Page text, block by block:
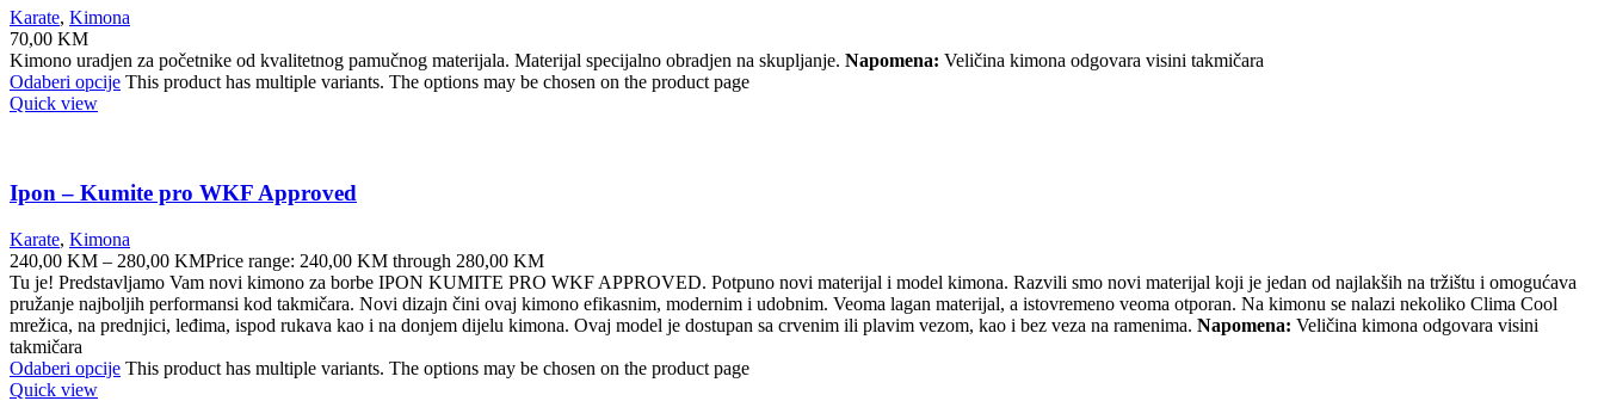
Karate, Kimona
70,00 KM
Kimono uradjen za početnike od kvalitetnog pamučnog materijala. Materijal specijalno obradjen na skupljanje. Napomena: Veličina kimona odgovara visini takmičara
Odaberi opcije This product has multiple variants. The options may be chosen on the product page
Quick view
Ipon – Kumite pro WKF Approved
Karate, Kimona
240,00 KM – 280,00 KMPrice range: 240,00 KM through 280,00 KM
Tu je! Predstavljamo Vam novi kimono za borbe IPON KUMITE PRO WKF APPROVED. Potpuno novi materijal i model kimona. Razvili smo novi materijal koji je jedan od najlakših na tržištu i omogućava
pružanje najboljih performansi kod takmičara. Novi dizajn čini ovaj kimono efikasnim, modernim i udobnim. Veoma lagan materijal, a istovremeno veoma otporan. Na kimonu se nalazi nekoliko Clima Cool
mrežica, na prednjici, leđima, ispod rukava kao i na donjem dijelu kimona. Ovaj model je dostupan sa crvenim ili plavim vezom, kao i bez veza na ramenima. Napomena: Veličina kimona odgovara visini
takmičara
Odaberi opcije This product has multiple variants. The options may be chosen on the product page
Quick view